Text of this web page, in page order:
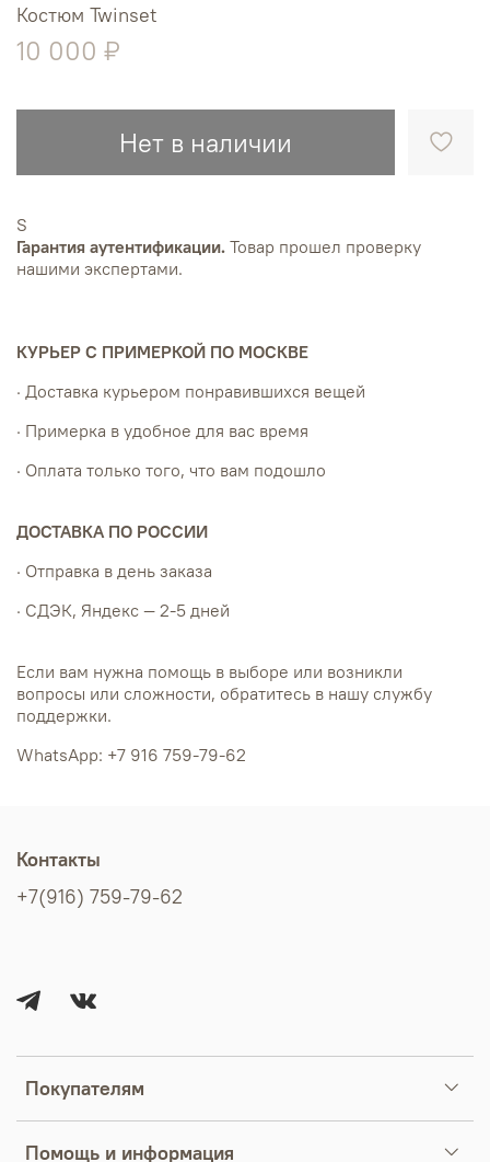
Костюм Twinset
10 000 ₽
Нет в наличии
S
Гарантия аутентификации. Товар прошел проверку
нашими экспертами.
КУРЬЕР С ПРИМЕРКОЙ ПО МОСКВЕ
· Доставка курьером понравившихся вещей
· Примерка в удобное для вас время
· Оплата только того, что вам подошло
ДОСТАВКА ПО РОССИИ
· Отправка в день заказа
· СДЭК, Яндекс — 2-5 дней
Если вам нужна помощь в выборе или возникли
вопросы или сложности, обратитесь в нашу службу
поддержки.
WhatsApp: +7 916 759-79-62
Покупателям
Помощь и информация
Контакты
+7(916) 759-79-62